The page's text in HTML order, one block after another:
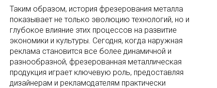
Таким образом, история фрезерования металла
показывает не только эволюцию технологий, но и
глубокое влияние этих процессов на развитие
экономики и культуры. Сегодня, когда наружная
реклама становится все более динамичной и
разнообразной, фрезерованная металлическая
продукция играет ключевую роль, предоставляя
дизайнерам и рекламодателям практически